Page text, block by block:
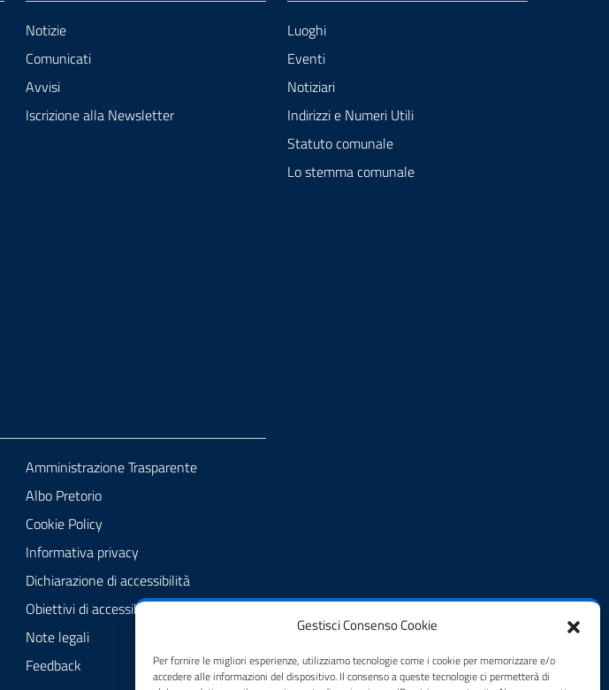
Gestisci Consenso Cookie
Per fornire le migliori esperienze, utilizziamo tecnologie come i cookie per memorizzare e/o
accedere alle informazioni del dispositivo. Il consenso a queste tecnologie ci permetterà di
Notizie
Comunicati
Avvisi
Iscrizione alla Newsletter
Luoghi
Eventi
Notiziari
Indirizzi e Numeri Utili
Statuto comunale
Lo stemma comunale
Amministrazione Trasparente
Albo Pretorio
Cookie Policy
Informativa privacy
Dichiarazione di accessibilità
Obiettivi di accessibilità
Note legali
Feedback